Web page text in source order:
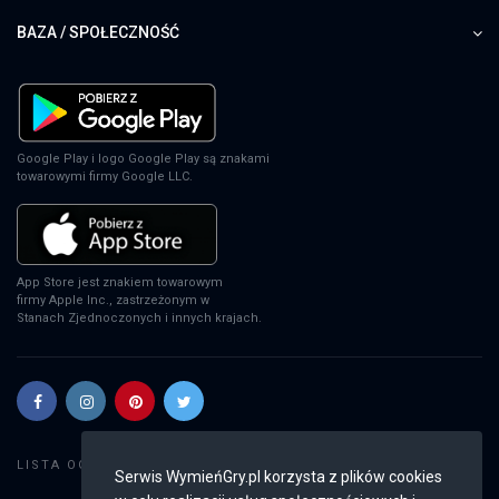
Serwis WymieńGry.pl korzysta z plików cookies
EA Sports FC 24
EA Sports FC 24
XSX
EA Sports FC 24
PS5
EA Sports FC 24
BAZA / SPOŁECZNOŚĆ
Google Play i logo Google Play są znakami
towarowymi firmy Google LLC.
App Store jest znakiem towarowym
firmy Apple Inc., zastrzeżonym w
Stanach Zjednoczonych i innych krajach.
LISTA OGŁOSZEŃ: